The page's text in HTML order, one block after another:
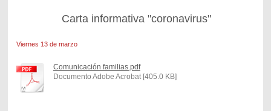
Carta informativa "coronavirus"
Viernes 13 de marzo
Comunicación familias.pdf
Documento Adobe Acrobat [405.0 KB]